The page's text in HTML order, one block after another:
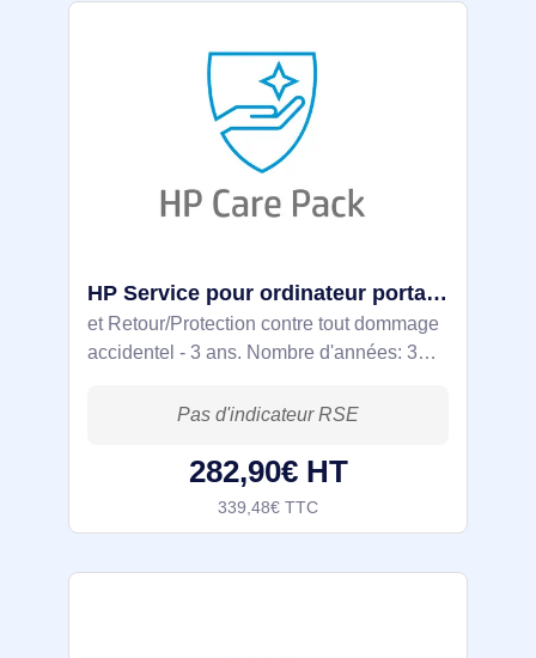
HP Service pour ordinateur portable uniquement - Enlèvement - HR206E
et Retour/Protection contre tout dommage
accidentel - 3 ans. Nombre d'années: 3
282,90€ HT
339,48€ TTC